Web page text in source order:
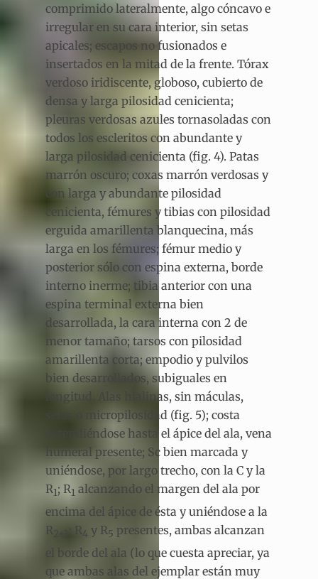
comprimido lateralmente, algo cóncavo e
irregular en su cara interior, sin setas
apicales; escapos no fusionados e
insertados en la mitad de la frente. Tórax
verdoso iridiscente, globoso, cubierto de
densa y larga pilosidad cenicienta;
pleuras verdosas azules tornasoladas con
todos los escleritos con abundante y
larga pilosidad cenicienta (fig. 4). Patas
marrón oscuro; coxas marrón verdosas y
con larga y abundante pilosidad
cenicienta, fémures y tibias con pilosidad
erguida amarillenta blanquecina, más
larga en los fémures; fémur medio y
posterior sólo con espina externa, borde
interno inerme; tibia anterior con una
espina terminal externa bien
desarrollada, la cara interna con 2 de
menor tamaño; tarsos con pilosidad
amarillenta corta; empodio y pulvilos
bien desarrollados, subiguales en
longitud. Alas hialinas, sin máculas,
setas o micropilosidad (fig. 5); costa
extendiéndose hasta el ápice del ala, vena
humeral presente; Sc bien marcada y
uniéndose, por largo trecho, con la C y la
R1; R1 alcanzando el margen del ala por
encima del ápice de ésta y uniéndose a la
R2+3 ; R4 y R5 presentes, ambas alcanzan
el borde del ala (lo que cuesta apreciar, ya
que ambas alas del ejemplar están muy